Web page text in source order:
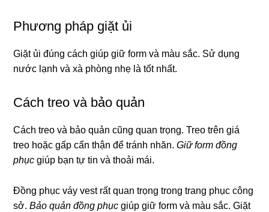
Phương pháp giặt ủi
Giặt ủi đúng cách giúp giữ form và màu sắc. Sử dụng
nước lạnh và xà phòng nhẹ là tốt nhất.
Cách treo và bảo quản
Cách treo và bảo quản cũng quan trọng. Treo trên giá
treo hoặc gấp cẩn thận để tránh nhăn.Giữ form đồng
phục giúp bạn tự tin và thoải mái.
Đồng phục váy vest rất quan trọng trong trang phục công
sở.Bảo quản đồng phục giúp giữ form và màu sắc. Giặt